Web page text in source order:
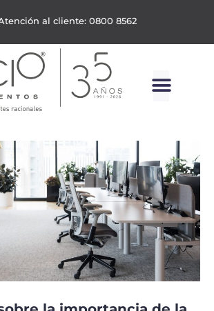
al cliente: 0800 8562